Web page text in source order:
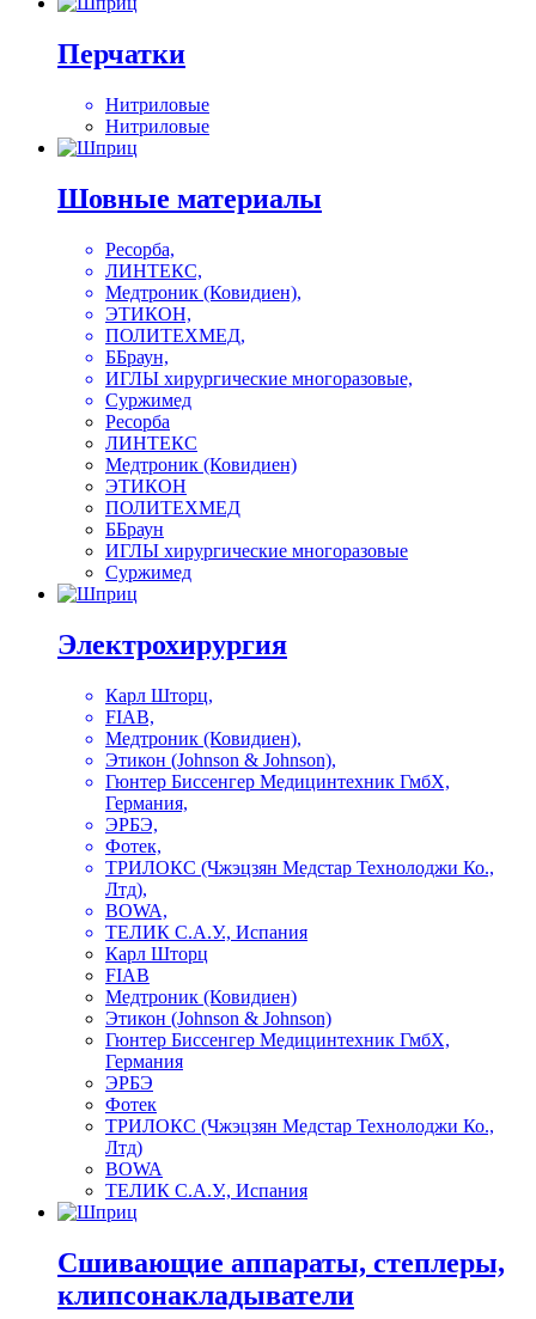
Перчатки
Нитриловые
Нитриловые
Шовные материалы
Ресорба,
ЛИНТЕКС,
Медтроник (Ковидиен),
ЭТИКОН,
ПОЛИТЕХМЕД,
ББраун,
ИГЛЫ хирургические многоразовые,
Суржимед
Ресорба
ЛИНТЕКС
Медтроник (Ковидиен)
ЭТИКОН
ПОЛИТЕХМЕД
ББраун
ИГЛЫ хирургические многоразовые
Суржимед
Электрохирургия
Карл Шторц,
FIAB,
Медтроник (Ковидиен),
Этикон (Johnson & Johnson),
Гюнтер Биссенгер Медицинтехник ГмбХ,
Германия,
ЭРБЭ,
Фотек,
ТРИЛОКС (Чжэцзян Медстар Технолоджи Ко.,
Лтд),
BOWA,
ТЕЛИК С.А.У., Испания
Карл Шторц
FIAB
Медтроник (Ковидиен)
Этикон (Johnson & Johnson)
Гюнтер Биссенгер Медицинтехник ГмбХ,
Германия
ЭРБЭ
Фотек
ТРИЛОКС (Чжэцзян Медстар Технолоджи Ко.,
Лтд)
BOWA
ТЕЛИК С.А.У., Испания
Сшивающие аппараты, степлеры,
клипсонакладыватели